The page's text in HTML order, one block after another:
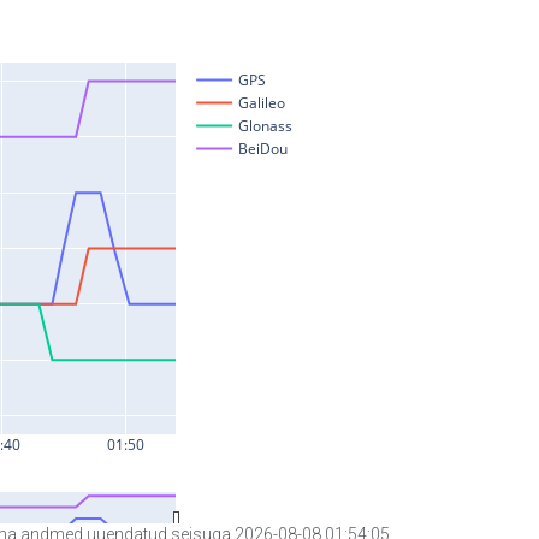
andmed uuendatud seisuga 2026-08-08 01:54:05